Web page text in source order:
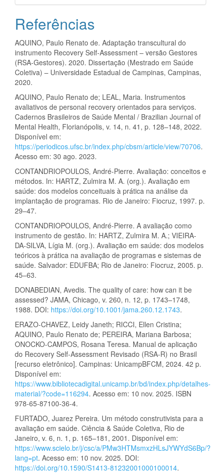
Referências
AQUINO, Paulo Renato de. Adaptação transcultural do
instrumento Recovery Self-Assessment – versão Gestores
(RSA-Gestores). 2020. Dissertação (Mestrado em Saúde
Coletiva) – Universidade Estadual de Campinas, Campinas,
2020.
AQUINO, Paulo Renato de; LEAL, Maria. Instrumentos
avaliativos de personal recovery orientados para serviços.
Cadernos Brasileiros de Saúde Mental / Brazilian Journal of
Mental Health, Florianópolis, v. 14, n. 41, p. 128–148, 2022.
Disponível em:
https://periodicos.ufsc.br/index.php/cbsm/article/view/70706.
Acesso em: 30 ago. 2023.
CONTANDRIOPOULOS, André-Pierre. Avaliação: conceitos e
métodos. In: HARTZ, Zulmira M. A. (org.). Avaliação em
saúde: dos modelos conceituais à prática na análise da
implantação de programas. Rio de Janeiro: Fiocruz, 1997. p.
29–47.
CONTANDRIOPOULOS, André-Pierre. A avaliação como
instrumento de gestão. In: HARTZ, Zulmira M. A.; VIEIRA-
DA-SILVA, Lígia M. (org.). Avaliação em saúde: dos modelos
teóricos à prática na avaliação de programas e sistemas de
saúde. Salvador: EDUFBA; Rio de Janeiro: Fiocruz, 2005. p.
45–63.
DONABEDIAN, Avedis. The quality of care: how can it be
assessed? JAMA, Chicago, v. 260, n. 12, p. 1743–1748,
1988. DOI: https://doi.org/10.1001/jama.260.12.1743.
ERAZO-CHAVEZ, Leidy Janeth; RICCI, Ellen Cristina;
AQUINO, Paulo Renato de; PEREIRA, Mariana Barbosa;
ONOCKO-CAMPOS, Rosana Teresa. Manual de aplicação
do Recovery Self-Assessment Revisado (RSA-R) no Brasil
[recurso eletrônico]. Campinas: UnicampBFCM, 2024. 42 p.
Disponível em:
https://www.bibliotecadigital.unicamp.br/bd/index.php/detalhes-
material/?code=116294. Acesso em: 10 nov. 2025. ISBN
978-65-87100-36-4.
FURTADO, Juarez Pereira. Um método construtivista para a
avaliação em saúde. Ciência & Saúde Coletiva, Rio de
Janeiro, v. 6, n. 1, p. 165–181, 2001. Disponível em:
https://www.scielo.br/j/csc/a/PMw3HTMsmxzHLsJYWYdS6Bp/?
lang=pt. Acesso em: 10 nov. 2025. DOI:
https://doi.org/10.1590/S1413-81232001000100014.